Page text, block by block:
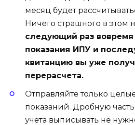
месяц будет
Ничего страшного в этом
следующий раз вовремя
показания ИПУ и
квитанцию вы уже
перерасчета.
Отправляйте только
показаний. Дробную
учета выписывать не